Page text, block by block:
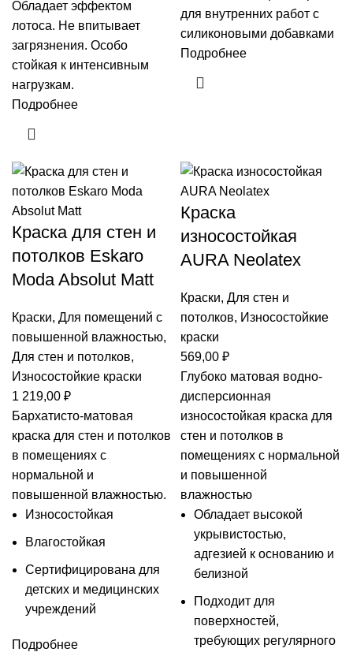
Обладает эффектом
лотоса. Не впитывает
загрязнения. Особо
стойкая к интенсивным
нагрузкам.
Подробнее
для внутренних работ с
силиконовыми добавками
Подробнее
Краска для стен и
потолков Eskaro
Moda Absolut Matt
Краски, Для помещений с
повышенной влажностью,
Для стен и потолков,
Износостойкие краски
1 219,00 ₽
Бархатисто-матовая
краска для стен и потолков
в помещениях с
нормальной и
повышенной влажностью.
Износостойкая
Влагостойкая
Сертифицирована для
детских и медицинских
учреждений
Подробнее
Краска
износостойкая
AURA Neolatex
Краски, Для стен и
потолков, Износостойкие
краски
569,00 ₽
Глубоко матовая водно-
дисперсионная
износостойкая краска для
стен и потолков в
помещениях с нормальной
и повышенной
влажностью
Обладает высокой
укрывистостью,
адгезией к основанию и
белизной
Подходит для
поверхностей,
требующих регулярного